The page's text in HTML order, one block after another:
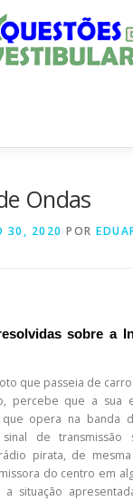
Ondas
30, 2020 POR
sobre a
que passeia de
percebe que a sua
opera na banda
de transmissão
pirata, de
do centro em
a situação